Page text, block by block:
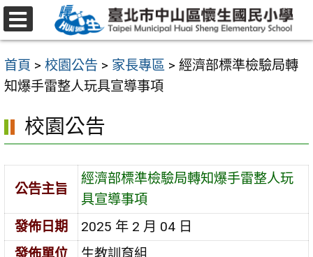
跳
至
要
內
區
首頁 > 校園公告 > 家長專區 > 經濟部標準檢驗局轉
知爆手雷整人玩具宣導事項
校園公告
公告主旨
經濟部標準檢驗局轉知爆手雷整人玩
具宣導事項
發佈日期
2025 年 2 月 04 日
選
單